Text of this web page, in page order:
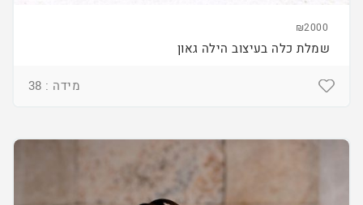
₪2000
שמלת כלה בעיצוב הילה גאון
מידה : 38